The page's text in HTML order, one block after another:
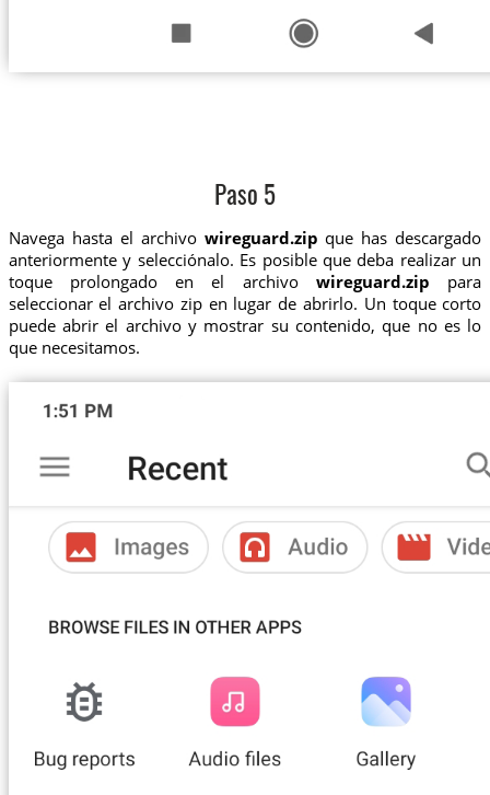
Paso 5
Navega hasta el archivo wireguard.zip que has descargado
anteriormente y selecciónalo. Es posible que deba realizar un
toque prolongado en el archivowireguard.zip para
seleccionar el archivo zip en lugar de abrirlo. Un toque corto
puede abrir el archivo y mostrar su contenido, que no es lo
que necesitamos.